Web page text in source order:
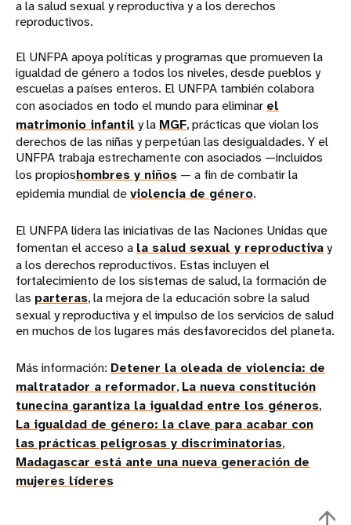
a la salud sexual y reproductiva y a los derechos
reproductivos.
El UNFPA apoya políticas y programas que promueven la
igualdad de género a todos los niveles, desde pueblos y
escuelas a países enteros. El UNFPA también colabora
con asociados en todo el mundo para eliminar el
matrimonio infantil y la MGF, prácticas que violan los
derechos de las niñas y perpetúan las desigualdades. Y el
UNFPA trabaja estrechamente con asociados —incluidos
los propioshombres y niños — a fin de combatir la
epidemia mundial deviolencia de género.
El UNFPA lidera las iniciativas de las Naciones Unidas que
fomentan el acceso a la salud sexual y reproductivay
a los derechos reproductivos. Estas incluyen el
fortalecimiento de los sistemas de salud, la formación de
las parteras, la mejora de la educación sobre la salud
sexual y reproductiva y el impulso de los servicios de salud
en muchos de los lugares más desfavorecidos del planeta.
Más información: Detener la oleada de violencia: de
maltratador a reformador, La nueva constitución
tunecina garantiza la igualdad entre los géneros,
La igualdad de género: la clave para acabar con
las prácticas peligrosas y discriminatorias,
Madagascar está ante una nueva generación de
mujeres líderes